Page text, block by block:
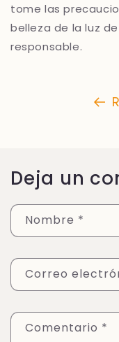
tome las
belleza de la luz
responsable.
Deja un
Nombre *
Correo
Comentario *